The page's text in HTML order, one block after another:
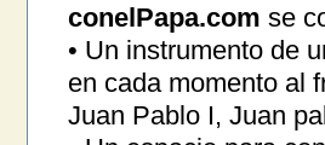
conelPapa.com se
• Un instrumento de
en cada momento al
Juan Pablo I, Juan